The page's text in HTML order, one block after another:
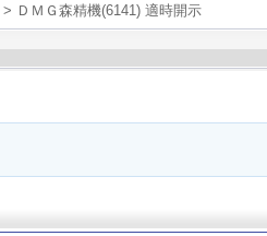
> ＤＭＧ森精機(6141) 適時開示